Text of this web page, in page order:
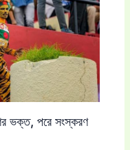
ভক্ত, পরে সংস্করণ